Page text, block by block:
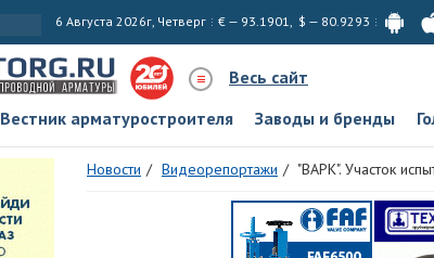
6 Августа 2026г, Четверг € — 93.1901, $ — 80.9293
Весь сайт
Вестник арматуростроителя Заводы и бренды
Новости Видеорепортажи "ВАРК". Участок